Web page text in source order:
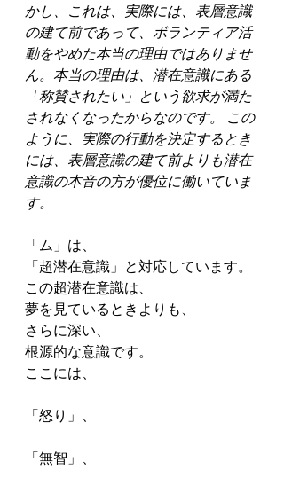
かし、これは、実際には、表層意識
の建て前であって、ボランティア活
動をやめた本当の理由ではありませ
ん。本当の理由は、潜在意識にある
「称賛されたい」という欲求が満た
されなくなったからなのです。 この
ように、実際の行動を決定するとき
には、表層意識の建て前よりも潜在
意識の本音の方が優位に働いていま
す。
「ム」は、
「超潜在意識」と対応しています。
この超潜在意識は、
夢を見ているときよりも、
さらに深い、
根源的な意識です。
ここには、
「怒り」、
「無智」、